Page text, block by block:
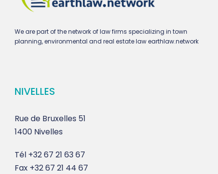
We are part of the network of law firms specializing in town
planning, environmental and real estate law earthlaw.network
NIVELLES
Rue de Bruxelles 51
1400 Nivelles
Tél +32 67 21 63 67
Fax +32 67 21 44 67